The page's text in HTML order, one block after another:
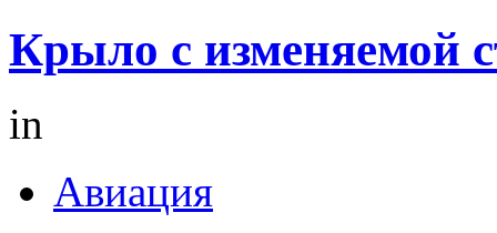
Крыло с изменяемой
in
Авиация